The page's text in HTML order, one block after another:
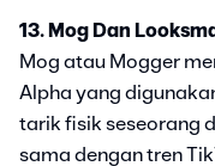
13. Mog Dan
Mog atau Mogger
Alpha yang
tarik fisik seseorang
sama dengan tren